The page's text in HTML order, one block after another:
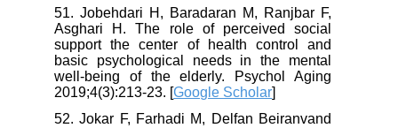
51. Jobehdari H, Baradaran M, Ranjbar F,
Asghari H. The role of perceived social
support the center of health control and
basic psychological needs in the mental
well-being of the elderly. Psychol Aging
2019;4(3):213-23. [Google Scholar
52. Jokar F, Farhadi M, Delfan Beiranvand